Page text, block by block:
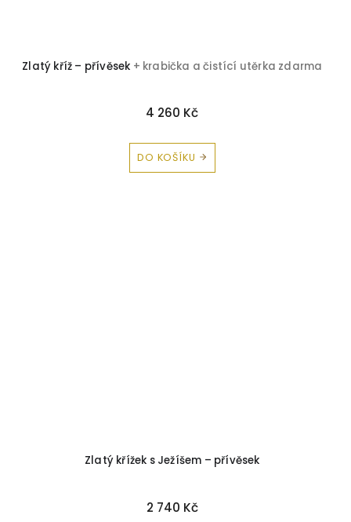
Zlatý kříž – přívěsek + krabička a čistící utěrka zdarma
4 260 Kč
DO KOŠÍKU
Zlatý křížek s Ježíšem – přívěsek
2 740 Kč